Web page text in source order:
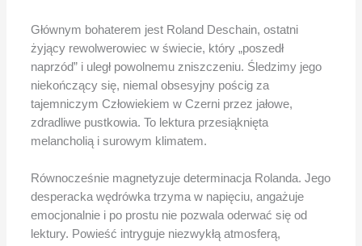
Głównym bohaterem jest Roland Deschain, ostatni
żyjący rewolwerowiec w świecie, który „poszedł
naprzód” i uległ powolnemu zniszczeniu. Śledzimy jego
niekończący się, niemal obsesyjny pościg za
tajemniczym Człowiekiem w Czerni przez jałowe,
zdradliwe pustkowia. To lektura przesiąknięta
melancholią i surowym klimatem.
Równocześnie magnetyzuje determinacja Rolanda. Jego
desperacka wędrówka trzyma w napięciu, angażuje
emocjonalnie i po prostu nie pozwala oderwać się od
lektury. Powieść intryguje niezwykłą atmosferą,